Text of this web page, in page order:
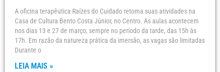
A oficina terapêutica Raízes do Cuidado retoma suas atividades na
Casa de Cultura Bento Costa Júnior, no Centro. As aulas acontecem
nos dias 13 e 27 de março, sempre no período da tarde, das 15h às
17h. Em razão da natureza prática da imersão, as vagas são limitadas
Durante o
LEIA MAIS »